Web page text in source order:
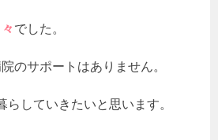
でした。
のサポートはありません。
らしていきたいと思います。